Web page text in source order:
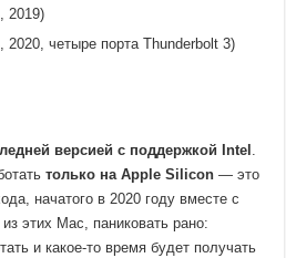
2019)
четыре порта Thunderbolt 3)
версией с поддержкой Intel .
только на Apple Silicon — это
начатого в 2020 году вместе с
этих Mac, паниковать рано:
и какое-то время будет получать